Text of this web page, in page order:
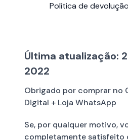
Política de
Última atualização:
2022
Obrigado por comprar no
Digital + Loja WhatsApp
Se, por qualquer motivo,
completamente satisfeito